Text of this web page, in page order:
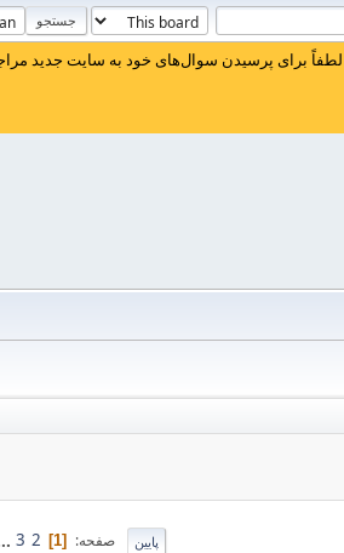
برای پرسیدن سوال‌های خود به سایت جدید
پایین صفحه 1
2
3